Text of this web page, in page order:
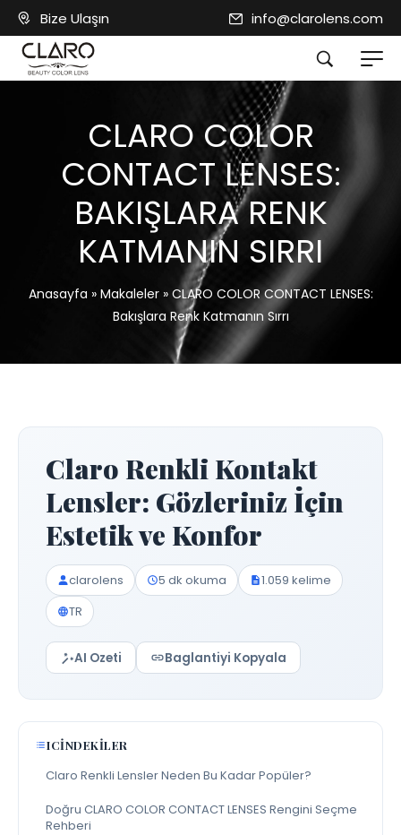
Bize Ulaşın info@clarolens.com
CLARO COLOR
CONTACT LENSES:
BAKIŞLARA RENK
KATMANIN SIRRI
Anasayfa » Makaleler» CLARO COLOR CONTACT LENSES:
Bakışlara Renk Katmanın Sırrı
Claro Renkli Kontakt
Lensler: Gözleriniz İçin
Estetik ve Konfor
clarolens 5 dk okuma
1.059 kelime
TR
AI Ozeti Baglantiyi Kopyala
ICINDEKILER
Claro Renkli Lensler Neden Bu Kadar Popüler?
Doğru CLARO COLOR CONTACT LENSES Rengini Seçme
Rehberi